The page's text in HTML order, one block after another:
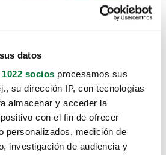
datos
socios procesamos sus
su dirección IP, con tecnologías
almacenar y acceder la
con el fin de ofrecer
personalizados, medición de
investigación de audiencia y
no sabemos como
hasta aquí.